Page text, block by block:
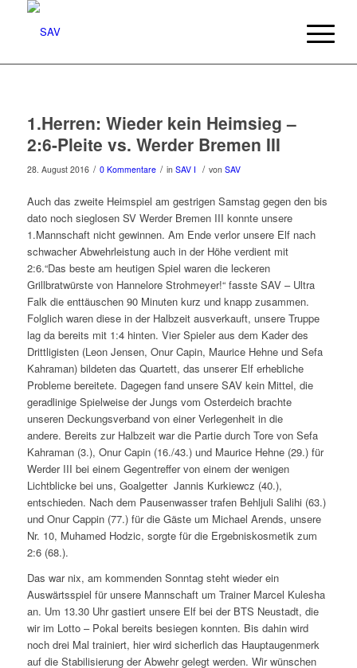
1.Herren: Wieder kein Heimsieg –
2:6-Pleite vs. Werder Bremen III
28. August 2016 / 0 Kommentare / in SAV I / von SAV
Auch das zweite Heimspiel am gestrigen Samstag gegen den bis
dato noch sieglosen SV Werder Bremen III konnte unsere
1.Mannschaft nicht gewinnen. Am Ende verlor unsere Elf nach
schwacher Abwehrleistung auch in der Höhe verdient mit
2:6.“Das beste am heutigen Spiel waren die leckeren
Grillbratwürste von Hannelore Strohmeyer!“ fasste SAV – Ultra
Falk die enttäuschen 90 Minuten kurz und knapp zusammen.
Folglich waren diese in der Halbzeit ausverkauft, unsere Truppe
lag da bereits mit 1:4 hinten. Vier Spieler aus dem Kader des
Drittligisten (Leon Jensen, Onur Capin, Maurice Hehne und Sefa
Kahraman) bildeten das Quartett, das unserer Elf erhebliche
Probleme bereitete. Dagegen fand unsere SAV kein Mittel, die
geradlinige Spielweise der Jungs vom Osterdeich brachte
unseren Deckungsverband von einer Verlegenheit in die
andere. Bereits zur Halbzeit war die Partie durch Tore von Sefa
Kahraman (3.), Onur Capin (16./43.) und Maurice Hehne (29.) für
Werder III bei einem Gegentreffer von einem der wenigen
Lichtblicke bei uns, Goalgetter Jannis Kurkiewcz (40.),
entschieden. Nach dem Pausenwasser trafen Behljuli Salihi (63.)
und Onur Cappin (77.) für die Gäste um Michael Arends, unsere
Nr. 10, Muhamed Hodzic, sorgte für die Ergebniskosmetik zum
2:6 (68.).
Das war nix, am kommenden Sonntag steht wieder ein
Auswärtsspiel für unsere Mannschaft um Trainer Marcel Kulesha
an. Um 13.30 Uhr gastiert unsere Elf bei der BTS Neustadt, die
wir im Lotto – Pokal bereits besiegen konnten. Bis dahin wird
noch drei Mal trainiert, hier wird sicherlich das Hauptaugenmerk
auf die Stabilisierung der Abwehr gelegt werden. Wir wünschen